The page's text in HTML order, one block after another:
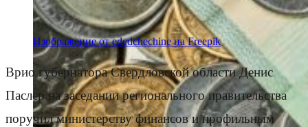
Изображение от ededchechine на Freepik
Врио губернатора Свердловской области Денис
Паслер на заседании регионального правительства
поручил министерству финансов и профильным